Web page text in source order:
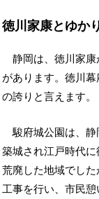
徳川家康とゆか
静岡は、徳川家
があります。徳川
の誇りと言えます。
駿府城公園は、
築城され江戸時代
荒廃した地域でし
工事を行い、市民